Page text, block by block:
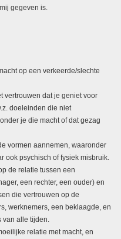
gegeven is.
op een verkeerde/slechte
vertrouwen dat je geniet voor
doeleinden die niet
je die macht of dat gezag
vormen aannemen, waaronder
ook psychisch of fysiek misbruik.
de relatie tussen een
een rechter, een ouder) en
die vertrouwen op de
werknemers, een beklaagde, en
alle tijden.
relatie met macht, en